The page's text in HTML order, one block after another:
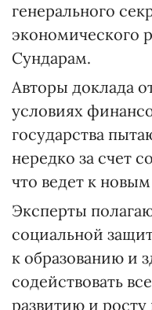
генерального
экономического
Сундарам.
Авторы доклада
условиях
государства
нередко за счет
что ведет к
Эксперты
социальной
к образованию и
содействовать
развитию и росту